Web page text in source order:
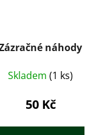
náhody
Skladem (1 ks)
50 Kč